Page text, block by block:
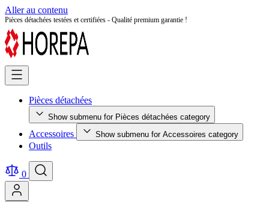
Aller au contenu
Pièces détachées testées et certifiées - Qualité premium garantie !
Pièces détachées
Show submenu for Pièces détachées category
Accessoires Show submenu for Accessoires category
Outils
0